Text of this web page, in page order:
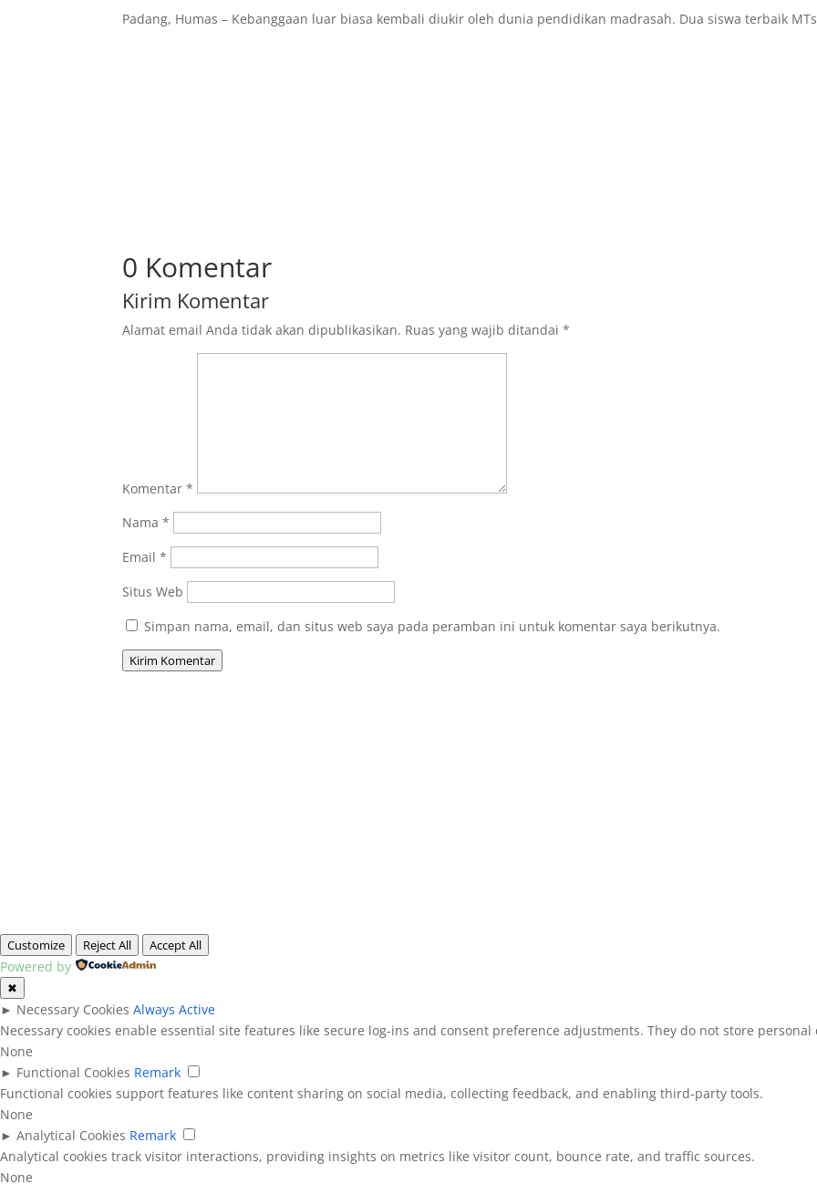
Padang, Humas – Kebanggaan luar biasa kembali diukir oleh dunia pendidikan madrasah. Dua siswa terbaik
0 Komentar
Kirim Komentar
Alamat email Anda tidak akan dipublikasikan. Ruas yang wajib ditandai*
Komentar*
Nama*
Email*
Situs Web
Simpan nama, email, dan situs web saya pada peramban ini untuk komentar saya berikutnya.
Kirim Komentar
Customize Reject All Accept All
Powered by
✖
► Necessary Cookies Always Active
Necessary cookies enable essential site features like secure log-ins and consent preference adjustments. They do not store personal
None
► Functional Cookies Remark
Functional cookies support features like content sharing on social media, collecting feedback, and enabling third-party tools.
None
► Analytical Cookies Remark
Analytical cookies track visitor interactions, providing insights on metrics like visitor count, bounce rate, and traffic sources.
None